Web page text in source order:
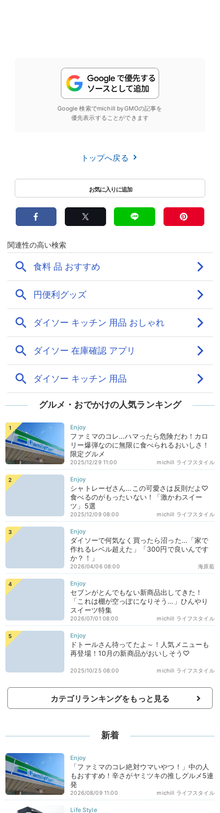
Google 検索でmichill byGMOの記事を
優先表示することができます
トップへ戻る
グルメ・おでかけの人気ランキング
ファミマのコレ…ハマったら危険だわ！カロ
リー爆弾なのに無限に食べられるおいしさ！
限定グルメ
michill ライフスタイル
2025/12/29 11:00
シャトレーゼさん…この可愛さは反則だよ♡
食べるのがもったいない！「激かわスイー
ツ」5選
michill ライフスタイル
2025/12/09 08:00
ダイソーで何気なく買ったら沼った…「家で
作れるレベル超えた」「300円で良いんです
か？！」
海原藍
2026/04/06 08:00
セブンがとんでもない新商品出してきた！
「これは棚が空っぽになりそう…」ひんやり
スイーツ特集
michill ライフスタイル
2026/07/01 08:00
ドトールさん待ってたよ～！人気メニューも
再登場！10月の新商品がおいしそう♡
michill ライフスタイル
2025/10/25 08:00
カテゴリランキングをもっと見る
新着
「ファミマのコレ絶対ウマいやつ！」中の人
もおすすめ！辛さがヤミツキの推しグルメ5連
発
michill ライフスタイル
2026/08/09 11:00